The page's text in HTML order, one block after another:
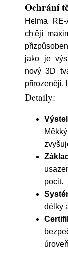
Ochrání
Helma
chtějí
jako je
nový 3D
přirozeněji,
Detaily:
pocit.
délky